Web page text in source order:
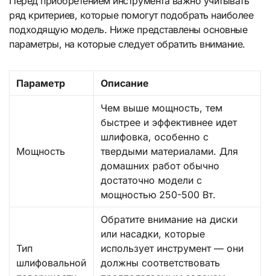
ряд критериев, которые помогут подобрать наиболее
подходящую модель. Ниже представлены основные
параметры, на которые следует обратить внимание.
Параметр Описание
Мощность
Чем выше мощность, тем
быстрее и эффективнее идет
шлифовка, особенно с
твердыми материалами. Для
домашних работ обычно
достаточно модели с
мощностью 250-500 Вт.
Тип
шлифовальной
Обратите внимание на диски
или насадки, которые
использует инструмент — они
должны соответствовать